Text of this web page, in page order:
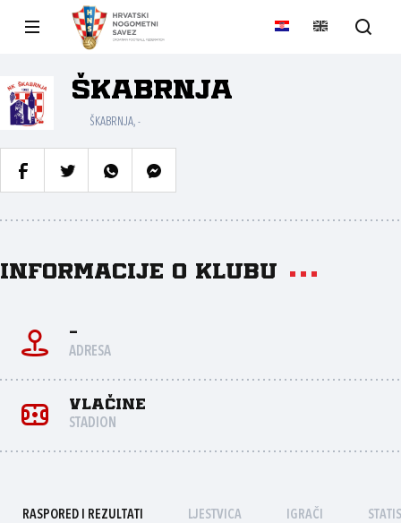
ŠKABRNJA
ŠKABRNJA, -
Informacije o klubu
-
ADRESA
Vlačine
STADION
RASPORED I REZULTATI LJESTVICA IGRAČI